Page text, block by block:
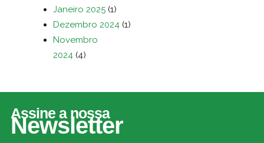
Janeiro 2025 (1)
Dezembro 2024 (1)
Novembro
2024 (4)
Assine a nossa
Newsletter